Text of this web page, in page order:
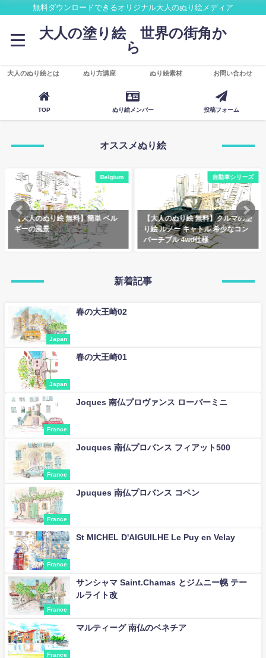
無料ダウンロードできるオリジナル大人のぬり絵メディア
大人の塗り絵 世界の街角か
ら
大人のぬり絵とは ぬり方講座 ぬり絵素材 お問い合わせ
TOP ぬり絵メンバー 投稿フォーム
オススメぬり絵
Belgium
【大人のぬり絵 無料】簡単 ベル
ギーの風景
自動車シリーズ
【大人のぬり絵 無料】クルマの塗
り絵 ルノー キャトル 希少なコン
バーチブル 4wd仕様
新着記事
Japan
春の大王崎02
Japan
春の大王崎01
France
Joques 南仏プロヴァンス ローバーミニ
France
Jouques 南仏プロバンス フィアット500
France
Jpuques 南仏プロバンス コペン
France
St MICHEL D'AIGUILHE Le Puy en Velay
France
サンシャマ Saint.Chamas とジムニー幌 テー
ルライト改
France
マルティーグ 南仏のベネチア